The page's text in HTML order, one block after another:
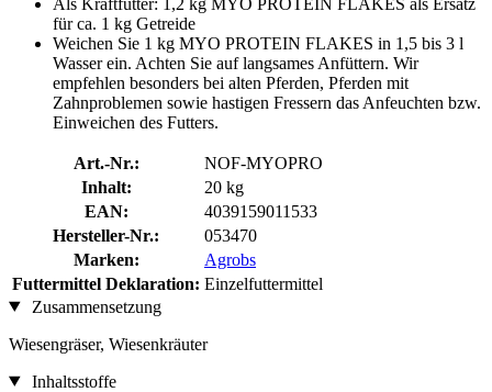
für ca. 1 kg Getreide
Weichen Sie 1 kg MYO PROTEIN FLAKES in 1,5 bis 3 l
Wasser ein. Achten Sie auf langsames Anfüttern. Wir
empfehlen besonders bei alten Pferden, Pferden mit
Zahnproblemen sowie hastigen Fressern das Anfeuchten bzw.
Einweichen des Futters.
Art.-Nr.:
NOF-MYOPRO
Inhalt:
20 kg
EAN:
4039159011533
Hersteller-Nr.:
053470
Marken:
Agrobs
Futtermittel Deklaration: Einzelfuttermittel
Zusammensetzung
Wiesengräser, Wiesenkräuter
Inhaltsstoffe